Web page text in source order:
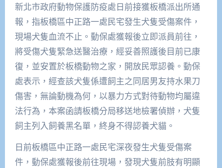
新北市政府動物保護防疫處日前接獲板橋派出所通
報，指板橋區中正路一處民宅發生犬隻受傷案件，
現場犬隻血流不止。動保處獲報後立即派員前往，
將受傷犬隻緊急送醫治療，經妥善照護後目前已康
復，並安置於板橋動物之家，開放民眾認養。動保
處表示，經查該犬隻係遭飼主之同居男友持水果刀
傷害，無論動機為何，以暴力方式對待動物均屬違
法行為，本案函請板橋分局移送地檢署偵辦，犬隻
飼主列入飼養黑名單，終身不得認養犬貓。
日前板橋區中正路一處民宅深夜發生犬隻受傷案
件，動保處獲報後前往現場，發現犬隻前肢有明顯